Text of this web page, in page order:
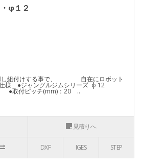
φ１２
し組付けする事で、 自在にロボット
仕様 ●ジャングルジムシリーズ ф 12
取付ピッチ(mm)：20 ..
見積りへ
DXF IGES STEP